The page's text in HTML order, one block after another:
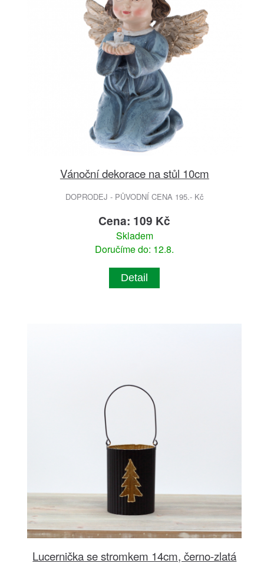
Vánoční dekorace na stůl 10cm
DOPRODEJ - PŮVODNÍ CENA 195.- Kč
Cena: 109 Kč
Skladem
Doručíme do: 12.8.
Detail
Lucernička se stromkem 14cm, černo-zlatá